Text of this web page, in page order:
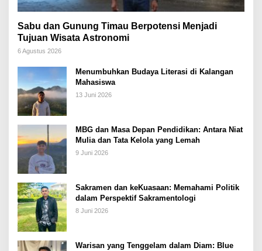
Sabu dan Gunung Timau Berpotensi Menjadi
Tujuan Wisata Astronomi
6 Agustus 2026
Menumbuhkan Budaya Literasi di Kalangan
Mahasiswa
13 Juni 2026
MBG dan Masa Depan Pendidikan: Antara Niat
Mulia dan Tata Kelola yang Lemah
9 Juni 2026
Sakramen dan keKuasaan: Memahami Politik
dalam Perspektif Sakramentologi
8 Juni 2026
Warisan yang Tenggelam dalam Diam: Blue